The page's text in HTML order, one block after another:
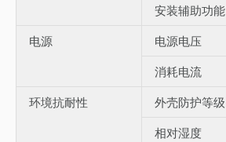
安装辅助功能
电源
电源电压
消耗电流
环境抗耐性
外壳防护等级
相对湿度